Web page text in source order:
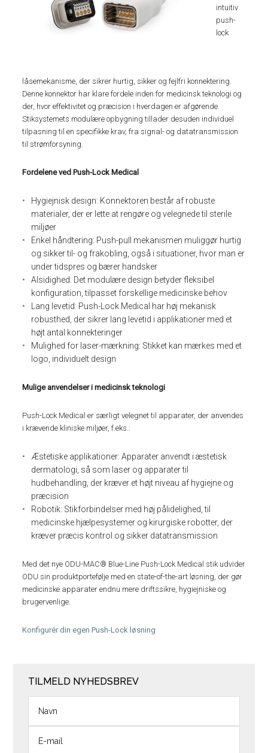
intuitiv
push-
lock
låsemekanisme, der sikrer hurtig, sikker og fejlfri konnektering.
Denne konnektor har klare fordele inden for medicinsk teknologi og
der, hvor effektivitet og præcision i hverdagen er afgørende.
Stiksystemets modulære opbygning tillader desuden individuel
tilpasning til en specifikke krav, fra signal- og datatransmission
til strømforsyning.
Fordelene ved Push-Lock Medical
Hygiejnisk design: Konnektoren består af robuste
materialer, der er lette at rengøre og velegnede til sterile
miljøer
Enkel håndtering: Push-pull mekanismen muliggør hurtig
og sikker til- og frakobling, også i situationer, hvor man er
under tidspres og bærer handsker
Alsidighed: Det modulære design betyder fleksibel
konfiguration, tilpasset forskellige medicinske behov
Lang levetid: Push-Lock Medical har høj mekanisk
robusthed, der sikrer lang levetid i applikationer med et
højt antal konnekteringer
Mulighed for laser-mærkning: Stikket kan mærkes med et
logo, individuelt design
Mulige anvendelser i medicinsk teknologi
Push-Lock Medical er særligt velegnet til apparater, der anvendes
i krævende kliniske miljøer, f.eks.:
Æstetiske applikationer: Apparater anvendt i æstetisk
dermatologi, så som laser og apparater til
hudbehandling, der kræver et højt niveau af hygiejne og
præcision
Robotik: Stikforbindelser med høj pålidelighed, til
medicinske hjælpesystemer og kirurgiske robotter, der
kræver præcis kontrol og sikker datatransmission
Med det nye ODU-MAC® Blue-Line Push-Lock Medical stik udvider
ODU sin produktportefølje med en state-of-the-art løsning, der gør
medicinske apparater endnu mere driftssikre, hygiejniske og
brugervenlige.
Konfigurér din egen Push-Lock løsning
TILMELD NYHEDSBREV